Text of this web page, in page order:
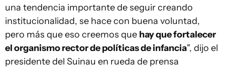
una tendencia importante de seguir creando
institucionalidad, se hace con buena voluntad,
pero más que eso creemos que hay que fortalecer
el organismo rector de políticas de infancia", dijo el
presidente del Suinau en rueda de prensa